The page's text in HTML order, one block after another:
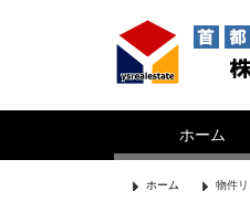
ホーム
ホーム 物件リ